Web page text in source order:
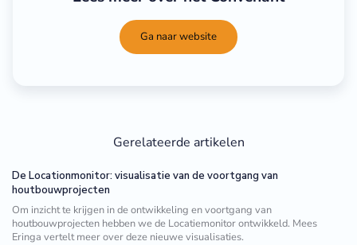
Ga naar website
Gerelateerde artikelen
De Locationmonitor: visualisatie van de voortgang van
houtbouwprojecten
Om inzicht te krijgen in de ontwikkeling en voortgang van
houtbouwprojecten hebben we de Locatiemonitor ontwikkeld. Mees
Eringa vertelt meer over deze nieuwe visualisaties.